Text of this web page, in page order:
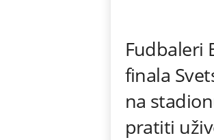
s
i
Fudbaleri
finala
na
pratiti